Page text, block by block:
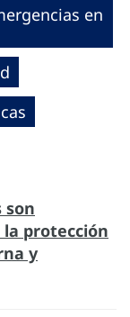
en
son
protección
y